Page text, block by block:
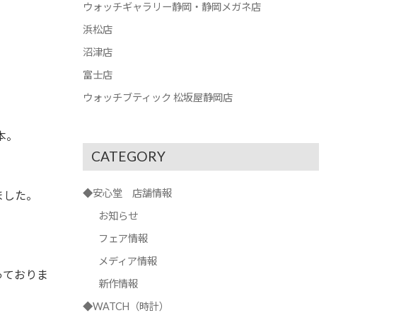
た。
おりま
ウォッチギャラリー静岡・静岡メガネ店
浜松店
沼津店
富士店
ウォッチブティック 松坂屋静岡店
CATEGORY
◆安心堂 店舗情報
お知らせ
フェア情報
メディア情報
新作情報
◆WATCH（時計）